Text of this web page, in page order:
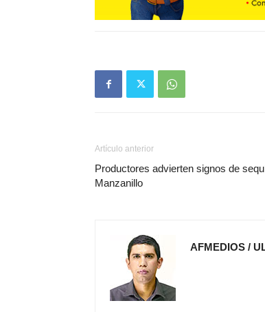
Artículo anterior
Productores advierten signos de
Manzanillo
AFMEDIOS /